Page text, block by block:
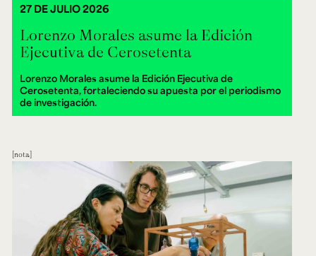
Lorenzo Morales asume la Edición
Ejecutiva de Cerosetenta
Lorenzo Morales asume la Edición Ejecutiva de
Cerosetenta, fortaleciendo su apuesta por el periodismo
de investigación.
27 DE JULIO 2026
nota